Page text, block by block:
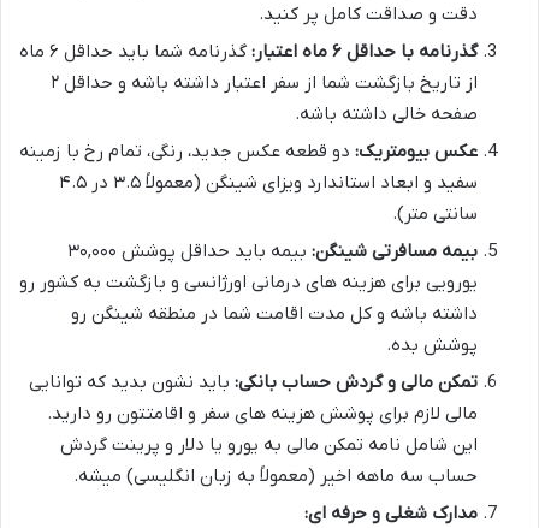
دقت و صداقت کامل پر کنید.
گذرنامه با حداقل ۶ ماه اعتبار:
گذرنامه شما باید حداقل ۶ ماه
از تاریخ بازگشت شما از سفر اعتبار داشته باشه و حداقل ۲
صفحه خالی داشته باشه.
عکس بیومتریک: دو قطعه عکس جدید، رنگی، تمام رخ با زمینه
سفید و ابعاد استاندارد ویزای شینگن (معمولاً ۳.۵ در ۴.۵
سانتی متر).
بیمه مسافرتی شینگن:
بیمه باید حداقل پوشش ۳۰,۰۰۰
یورویی برای هزینه های درمانی اورژانسی و بازگشت به کشور رو
داشته باشه و کل مدت اقامت شما در منطقه شینگن رو
پوشش بده.
تمکن مالی و گردش حساب بانکی: باید نشون بدید که توانایی
مالی لازم برای پوشش هزینه های سفر و اقامتتون رو دارید.
این شامل نامه تمکن مالی به یورو یا دلار و پرینت گردش
حساب سه ماهه اخیر (معمولاً به زبان انگلیسی) میشه.
مدارک شغلی و حرفه ای: